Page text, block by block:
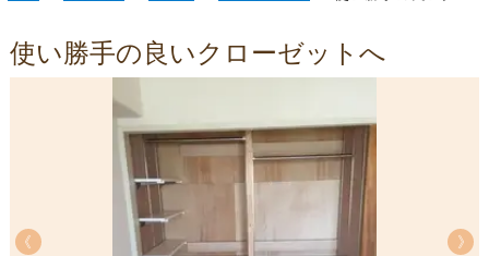
使い勝手の良いクローゼットへ
《
《